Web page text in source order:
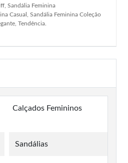
Sandália Feminina
Casual, Sandália Feminina Coleção
Tendência.
Calçados Femininos
Sandálias